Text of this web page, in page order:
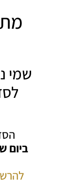
שמי
ביום